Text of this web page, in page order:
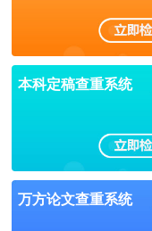
本科定稿查重系统
万方论文查重系统